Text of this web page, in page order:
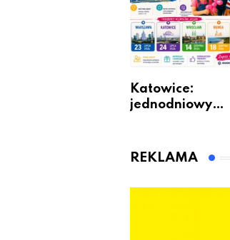
Katowice:
jednodniowy
animatora
REKLAMA